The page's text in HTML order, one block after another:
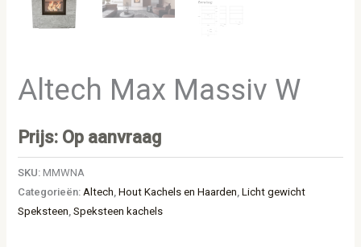
Altech Max Massiv W
Prijs: Op aanvraag
SKU:MMWNA
Categorieën: Altech ,Hout Kachels en Haarden ,Licht gewicht
Speksteen ,Speksteen kachels